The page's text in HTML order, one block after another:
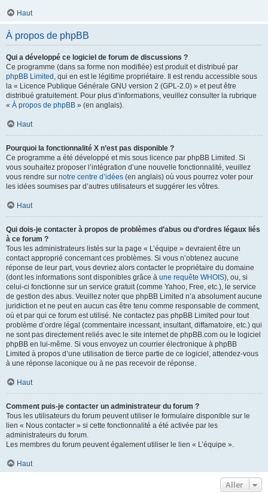
Haut
À propos de phpBB
Qui a développé ce logiciel de forum de discussions ?
Ce programme (dans sa forme non modifiée) est produit et distribué par
phpBB Limited , qui en est le légitime propriétaire. Il est rendu accessible sous
la « Licence Publique Générale GNU version 2 (GPL-2.0) » et peut être
distribué gratuitement. Pour plus d’informations, veuillez consulter la rubrique
« À propos de phpBB » (en anglais).
Haut
Pourquoi la fonctionnalité X n’est pas disponible ?
Ce programme a été développé et mis sous licence par phpBB Limited. Si
vous souhaitez proposer l’intégration d’une nouvelle fonctionnalité, veuillez
vous rendre sur notre centre d’idées (en anglais) où vous pourrez voter pour
les idées soumises par d’autres utilisateurs et suggérer les vôtres.
Haut
Qui dois-je contacter à propos de problèmes d’abus ou d’ordres légaux liés
à ce forum ?
Tous les administrateurs listés sur la page « L’équipe » devraient être un
contact approprié concernant ces problèmes. Si vous n’obtenez aucune
réponse de leur part, vous devriez alors contacter le propriétaire du domaine
(dont les informations sont disponibles grâce à une requête WHOIS), ou, si
celui-ci fonctionne sur un service gratuit (comme Yahoo, Free, etc.), le service
de gestion des abus. Veuillez noter que phpBB Limited n’a absolument aucune
juridiction et ne peut en aucun cas être tenu comme responsable de comment,
où et par qui ce forum est utilisé. Ne contactez pas phpBB Limited pour tout
problème d’ordre légal (commentaire incessant, insultant, diffamatoire, etc.) qui
ne sont pas directement reliés avec le site internet de phpBB.com ou le logiciel
phpBB en lui-même. Si vous envoyez un courrier électronique à phpBB
Limited à propos d’une utilisation de tierce partie de ce logiciel, attendez-vous
à une réponse laconique ou à ne pas recevoir de réponse.
Haut
Comment puis-je contacter un administrateur du forum ?
Tous les utilisateurs du forum peuvent utiliser le formulaire disponible sur le
lien « Nous contacter » si cette fonctionnalité a été activée par les
administrateurs du forum.
Les membres du forum peuvent également utiliser le lien « L’équipe ».
Haut
Aller